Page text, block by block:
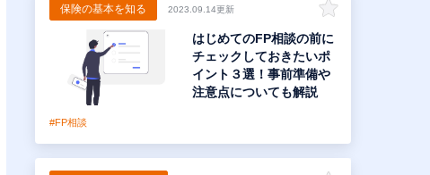
保険の基本を知る 2023.09.14更新
はじめてのFP相談の前に
チェックしておきたいポ
イント３選！事前準備や
注意点についても解説
#FP相談